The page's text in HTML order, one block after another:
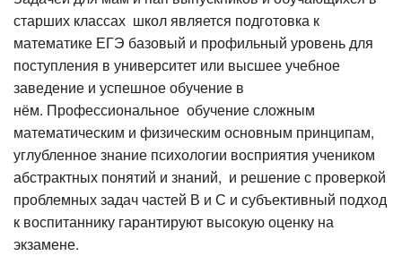
старших классах школ является подготовка к
математике ЕГЭ базовый и профильный уровень для
поступления в университет или высшее учебное
заведение и успешное обучение в
нём. Профессиональное обучение сложным
математическим и физическим основным принципам,
углубленное знание психологии восприятия учеником
абстрактных понятий и знаний, и решение с проверкой
проблемных задач частей В и С и субъективный подход
к воспитаннику гарантируют высокую оценку на
экзамене.